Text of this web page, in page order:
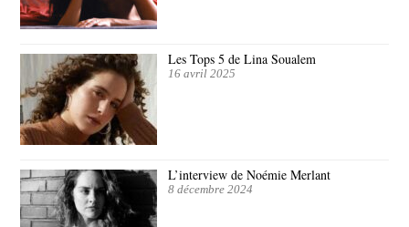
Les Tops 5 de Lina Soualem
16 avril 2025
L’interview de Noémie Merlant
8 décembre 2024